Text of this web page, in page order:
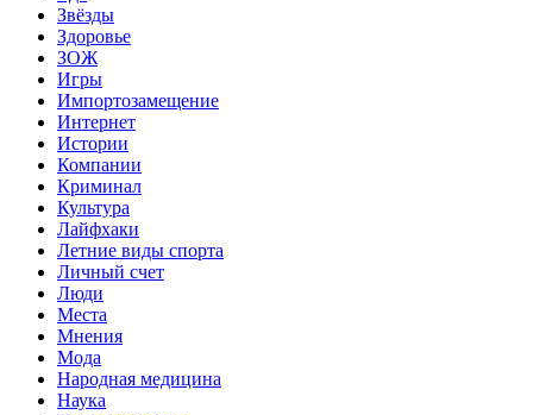
Звёзды
Здоровье
ЗОЖ
Игры
Импортозамещение
Интернет
Истории
Компании
Криминал
Культура
Лайфхаки
Летние виды спорта
Личный счет
Люди
Места
Мнения
Мода
Народная медицина
Наука